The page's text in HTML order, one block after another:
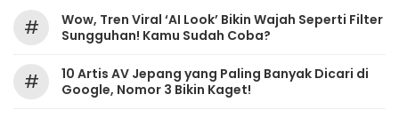
#
Wow, Tren Viral ‘AI Look’ Bikin Wajah Seperti Filter
Sungguhan! Kamu Sudah Coba?
#
10 Artis AV Jepang yang Paling Banyak Dicari di
Google, Nomor 3 Bikin Kaget!